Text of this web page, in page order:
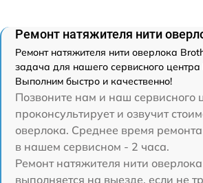
Ремонт натяжителя нити
Ремонт натяжителя нити оверлока
задача для нашего сервисного
Выполним быстро и качественно!
Позвоните нам и наш сервисного
проконсультирует и озвучит
оверлока. Среднее время
в нашем сервисном - 2 часа.
Ремонт натяжителя нити
выполняется на выезде, если не